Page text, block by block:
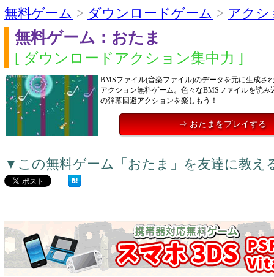
無料ゲーム > ダウンロードゲーム > アクシ
無料ゲーム：おたま
[ ダウンロードアクション集中力 ]
BMSファイル(音楽ファイル)のデータを元に生成さ
アクション無料ゲーム。色々なBMSファイルを読み
の弾幕回避アクションを楽しもう！
⇒ おたまをプレイする
▼この無料ゲーム「おたま」を友達に教え